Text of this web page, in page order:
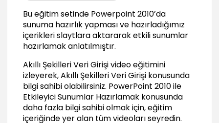
05:42
Tablo Araçlarını Tanımak
01:54
03:17
Tablo Stillerini Kullanmak
03:02
Kenarlık Kullanımı
04:13
Bu eğitim setinde Powerpoint 2010’da
sunuma hazırlık yapması ve hazırladığımız
içerikleri slaytlara aktararak etkili sunumlar
hazırlamak anlatılmıştır.
Akıllı Şekilleri Veri Girişi video eğitimini
izleyerek, Akıllı Şekilleri Veri Girişi konusunda
bilgi sahibi olabilirsiniz. PowerPoint 2010 ile
Etkileyici Sunumlar Hazırlamak konusunda
daha fazla bilgi sahibi olmak için, eğitim
içeriğinde yer alan tüm videoları seyredin.